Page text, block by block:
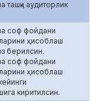
ташқи аудиторлик
соф фойдани
ҳисоблаш
берилсин.
соф фойдани
ҳисоблаш
киритилсин.